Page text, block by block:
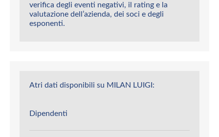
verifica degli eventi negativi, il rating e la
valutazione dell’azienda, dei soci e degli
esponenti.
Atri dati disponibili su MILAN LUIGI:
Dipendenti